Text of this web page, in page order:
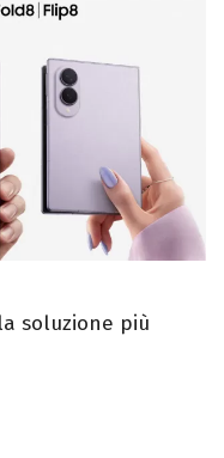
soluzione più